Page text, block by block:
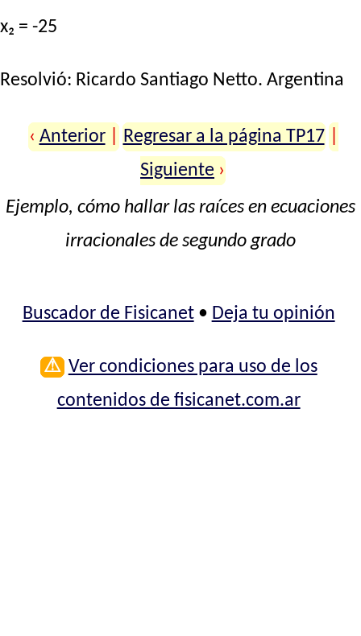
x₂ = -25
Resolvió: Ricardo Santiago Netto. Argentina
‹ Anterior Regresar a la página TP17
Siguiente ›
Ejemplo, cómo hallar las raíces en ecuaciones
irracionales de segundo grado
Buscador de Fisicanet• Deja tu opinión
⚠ Ver condiciones para uso de los
contenidos de fisicanet.com.ar